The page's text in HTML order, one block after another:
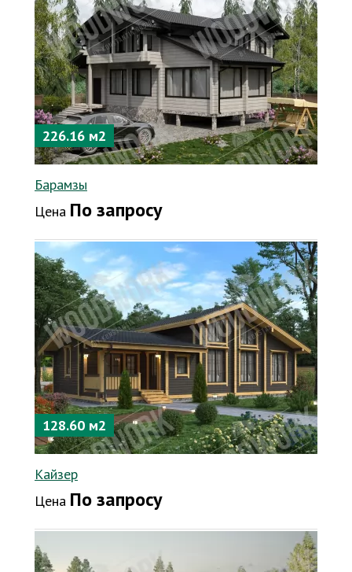
226.16 м2
Барамзы
Цена По запросу
128.60 м2
Кайзер
Цена По запросу